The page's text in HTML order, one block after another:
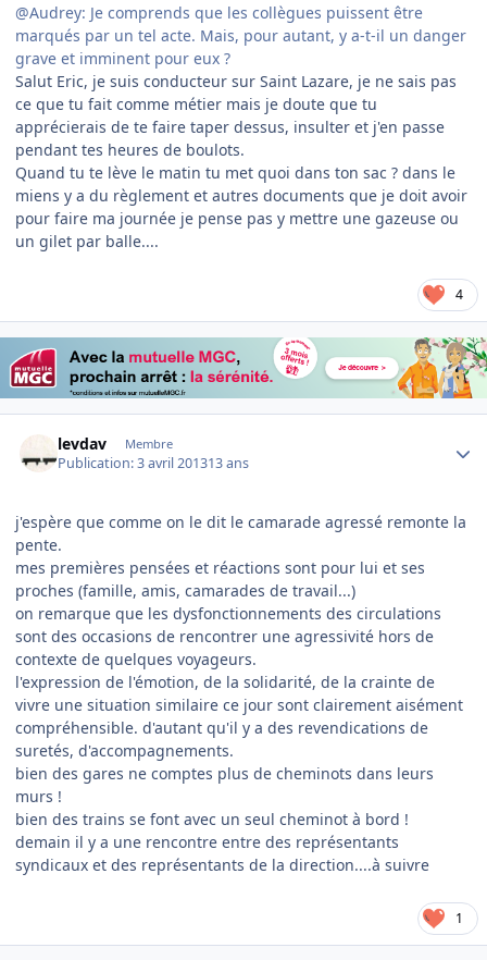
@Audrey: Je comprends que les collègues puissent être
marqués par un tel acte. Mais, pour autant, y a-t-il un danger
grave et imminent pour eux ?
Salut Eric, je suis conducteur sur Saint Lazare, je ne sais pas
ce que tu fait comme métier mais je doute que tu
apprécierais de te faire taper dessus, insulter et j'en passe
pendant tes heures de boulots.
Quand tu te lève le matin tu met quoi dans ton sac ? dans le
miens y a du règlement et autres documents que je doit avoir
pour faire ma journée je pense pas y mettre une gazeuse ou
un gilet par balle....
4
levdav Membre
Publication:3 avril 201313 ans
j'espère que comme on le dit le camarade agressé remonte la
pente.
mes premières pensées et réactions sont pour lui et ses
proches (famille, amis, camarades de travail...)
on remarque que les dysfonctionnements des circulations
sont des occasions de rencontrer une agressivité hors de
contexte de quelques voyageurs.
l'expression de l'émotion, de la solidarité, de la crainte de
vivre une situation similaire ce jour sont clairement aisément
compréhensible. d'autant qu'il y a des revendications de
suretés, d'accompagnements.
bien des gares ne comptes plus de cheminots dans leurs
murs !
bien des trains se font avec un seul cheminot à bord !
demain il y a une rencontre entre des représentants
syndicaux et des représentants de la direction....à suivre
1